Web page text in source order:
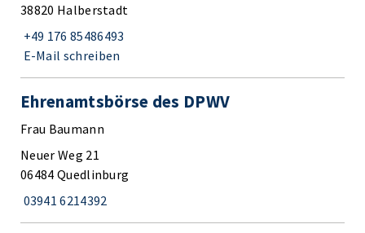
38820 Halberstadt
+49 176 85486493
E-Mail schreiben
Ehrenamtsbörse des DPWV
Frau Baumann
Neuer Weg 21
06484 Quedlinburg
03941 6214392